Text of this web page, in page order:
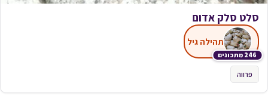
סלט סלק אדום
246 מתכונים
תהילה גיל
פרווה